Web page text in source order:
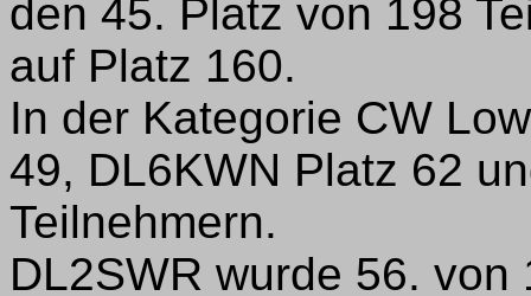
den 45. Platz von 198
auf Platz 160.
In der Kategorie CW
49, DL6KWN Platz 62
Teilnehmern.
DL2SWR wurde 56. von